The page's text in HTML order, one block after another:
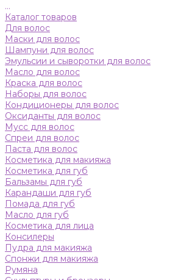
...
Каталог товаров
Для волос
Маски для волос
Шампуни для волос
Эмульсии и сыворотки для волос
Масло для волос
Краска для волос
Наборы для волос
Кондиционеры для волос
Оксиданты для волос
Мусс для волос
Спреи для волос
Паста для волос
Косметика для макияжа
Косметика для губ
Бальзамы для губ
Карандаши для губ
Помада для губ
Масло для губ
Косметика для лица
Консилеры
Пудра для макияжа
Спонжи для макияжа
Румяна